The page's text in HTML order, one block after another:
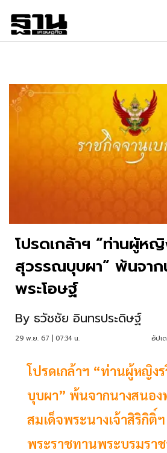
โปรดเกล้าฯ “ท่านผู้ห
สุวรรณบุบผา” พ้นจา
พระโอษฐ์
By ธวัชชัย อินทรประดิษฐ์
29 พ.ย. 67 | 07:34 น. อัปเ
โปรดเกล้าฯ “ท่านผู้หญิง
บุบผา” พ้นจากนางสนอง
สมเด็จพระนางเจ้าสิริกิติ์
พระราชทานพระบรมรา